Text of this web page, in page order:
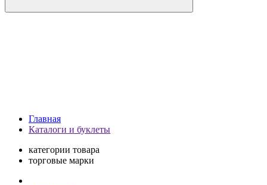
Главная
Каталоги и буклеты
категории товара
торговые марки